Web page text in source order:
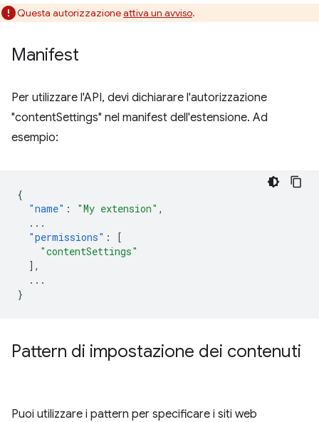
Questa autorizzazioneattiva un avviso.
Manifest
Per utilizzare l'API, devi dichiarare l'autorizzazione
"contentSettings" nel manifest dell'estensione. Ad
esempio:
{
"name" : "My extension" ,
...
"permissions" :
[
"contentSettings"
],
...
}
Pattern di impostazione dei contenuti
Puoi utilizzare i pattern per specificare i siti web